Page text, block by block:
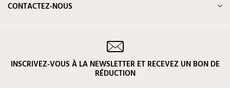
CONTACTEZ-NOUS
INSCRIVEZ-VOUS À LA NEWSLETTER ET RECEVEZ UN BON DE
RÉDUCTION